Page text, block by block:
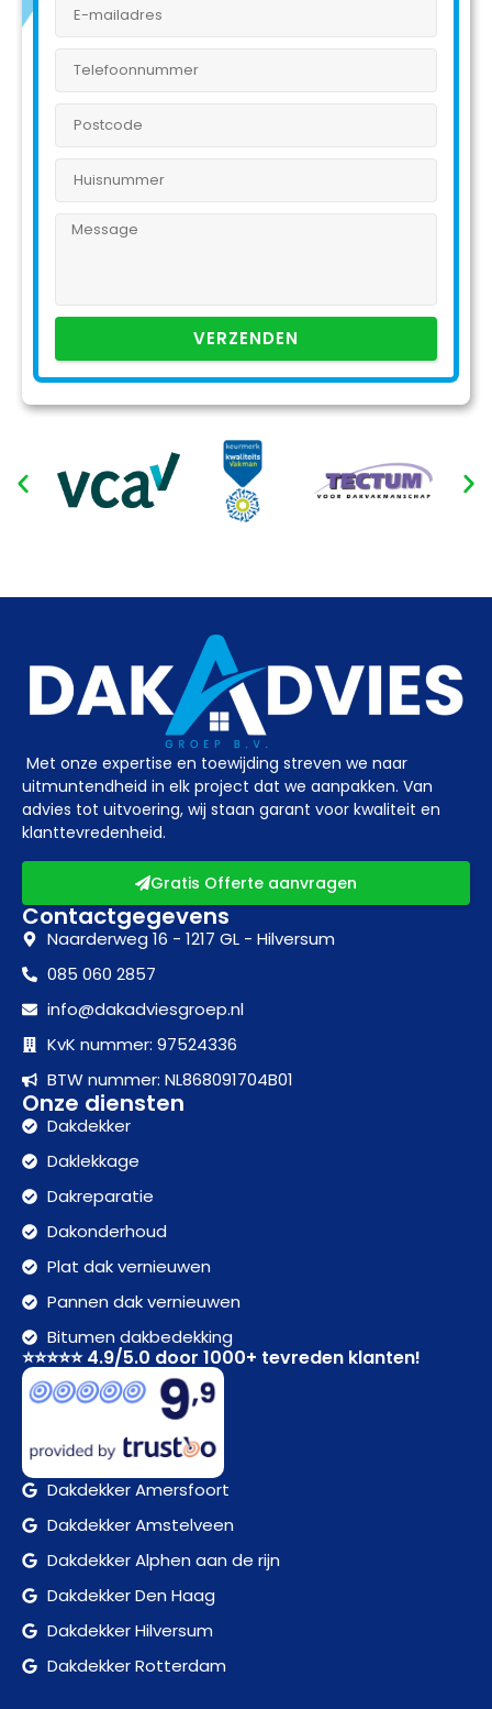
VERZENDEN
Met onze expertise en toewijding streven we naar
uitmuntendheid in elk project dat we aanpakken. Van
advies tot uitvoering, wij staan garant voor kwaliteit en
klanttevredenheid.
Gratis Offerte aanvragen
Contactgegevens
Naarderweg 16 - 1217 GL - Hilversum
085 060 2857
info@dakadviesgroep.nl
KvK nummer: 97524336
BTW nummer: NL868091704B01
Onze diensten
Dakdekker
Daklekkage
Dakreparatie
Dakonderhoud
Plat dak vernieuwen
Pannen dak vernieuwen
Bitumen dakbedekking
⭐⭐⭐⭐⭐ 4.9/5.0 door 1000+ tevreden klanten!
Dakdekker Amersfoort
Dakdekker Amstelveen
Dakdekker Alphen aan de rijn
Dakdekker Den Haag
Dakdekker Hilversum
Dakdekker Rotterdam